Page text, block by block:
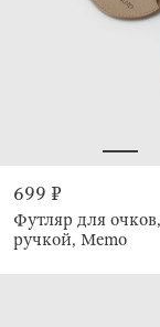
699 ₽
Футляр для
ручкой, Memo